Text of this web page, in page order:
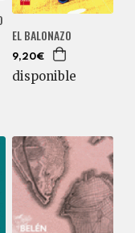
EL BALONAZO
9,20€
disponible